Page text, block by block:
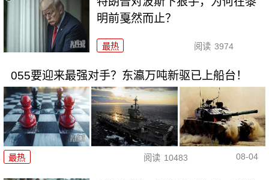
明前戛然而止？
最热 阅读 3974
055要迎来最强对手？东瀛万吨新驱已上船台！
最热 阅读 10483 08-04